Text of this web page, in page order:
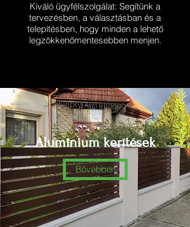
Kiváló ügyfélszolgálat: Segítünk a
tervezésben, a választásban és a
telepítésben, hogy minden a lehető
legzökkenőmentesebben menjen.
Alumínium kerítések
Bövebben